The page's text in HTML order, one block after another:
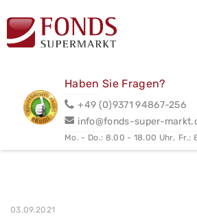
Haben Sie Fragen?
+49 (0)9371 94867-256
info@fonds-super-
Mo. - Do.: 8.00 - 18.00 Uhr, Fr.:
03.09.2021